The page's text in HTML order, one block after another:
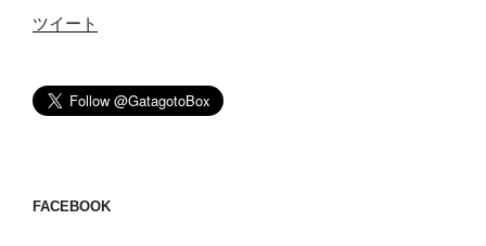
ツイート
FACEBOOK